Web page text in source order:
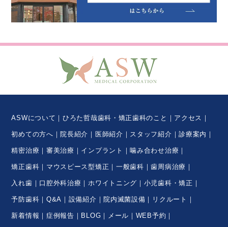
ASWについて ひろた哲哉歯科・矯正歯科のこと アクセス
初めての方へ 院長紹介 医師紹介 スタッフ紹介 診療案内
精密治療 審美治療 インプラント 噛み合わせ治療
矯正歯科 マウスピース型矯正 一般歯科 歯周病治療
入れ歯 口腔外科治療 ホワイトニング 小児歯科・矯正
予防歯科 Q&A 設備紹介 院内滅菌設備 リクルート
新着情報 症例報告 BLOG メール WEB予約